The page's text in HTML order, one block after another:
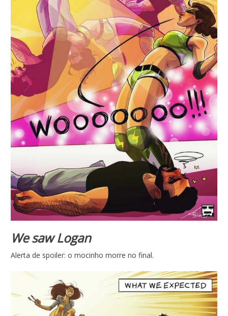
We saw Logan
Alerta de spoiler: o mocinho morre no final.